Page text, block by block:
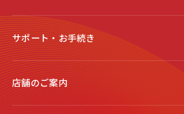
サポート・お手続き
店舗のご案内